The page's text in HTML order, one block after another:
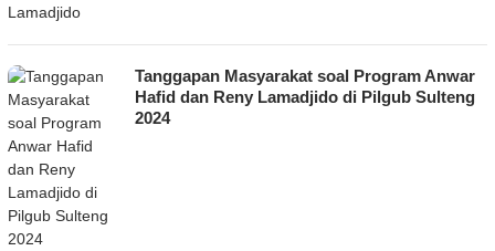
Tanggapan Masyarakat soal Program Anwar
Hafid dan Reny Lamadjido di Pilgub Sulteng
2024